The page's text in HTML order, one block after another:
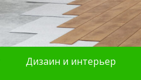
Дизаин и интерьер